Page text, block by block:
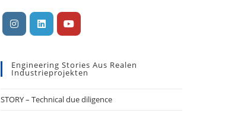
Engineering Stories Aus Realen
Industrieprojekten
STORY – Technical due diligence